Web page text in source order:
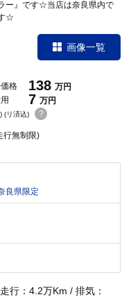
ー』です☆当店は奈良県内で
☆
画像一覧
格 138 万円
7 万円
(リ済込) ?
行無制限)
良県限定
行：4.2万Km / 排気：